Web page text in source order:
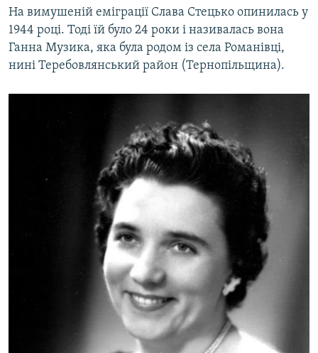
На вимушеній еміграції Слава Стецько опинилась у
1944 році. Тоді їй було 24 роки і називалась вона
Ганна Музика, яка була родом із села Романівці,
нині Теребовлянський район (Тернопільщина).